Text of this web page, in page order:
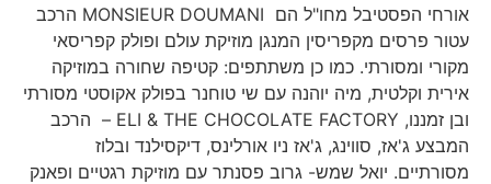
אורחי הפסטיבל מחו"ל הם MONSIEUR DOUMANI הרכב
עטור פרסים מקפריסין המנגן מוזיקת עולם ופולק קפריסאי
מקורי ומסורתי. כמו כן משתתפים: קטיפה שחורה במוזיקה
אירית וקלטית, מיה יוהנה עם שי טוחנר בפולק אקוסטי מסורתי
ובן זמננו, ELI & THE CHOCOLATE FACTORY – הרכב
המבצע ג'אז, סווינג, ג'אז ניו אורלינס, דיקסילנד ובלוז
מסורתיים. יואל שמש- גרוב פסנתר עם מוזיקת רגטיים ופאנק